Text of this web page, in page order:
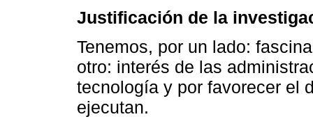
Justificación de la
Tenemos, por un lado:
otro: interés de las
tecnología y por favorecer el
ejecutan.